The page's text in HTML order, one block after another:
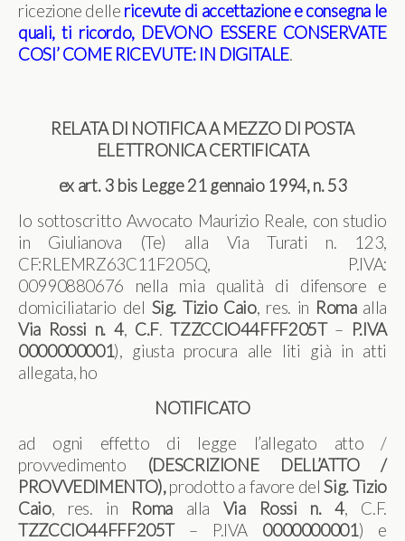
ricezione delle ricevute di accettazione e consegna le
quali, ti ricordo, DEVONO ESSERE CONSERVATE
COSI’ COME RICEVUTE: IN DIGITALE.
RELATA DI NOTIFICA A MEZZO DI POSTA
ELETTRONICA CERTIFICATA
ex art. 3 bis Legge 21 gennaio 1994, n. 53
Io sottoscritto Avvocato Maurizio Reale, con studio
in Giulianova (Te) alla Via Turati n. 123,
CF:RLEMRZ63C11F205Q, P.IVA:
00990880676 nella mia qualità di difensore e
domiciliatario del Sig. Tizio Caio, res. in Romaalla
Via Rossi n. 4, C.F.TZZCCIO44FFF205T– P.IVA
0000000001), giusta procura alle liti già in atti
allegata, ho
NOTIFICATO
ad ogni effetto di legge l’allegato atto /
provvedimento (DESCRIZIONE DELL’ATTO /
PROVVEDIMENTO),prodotto a favore delSig. Tizio
Caio, res. in Romaalla Via Rossi n. 4, C.F.
TZZCCIO44FFF205T– P.IVA 0000000001) e